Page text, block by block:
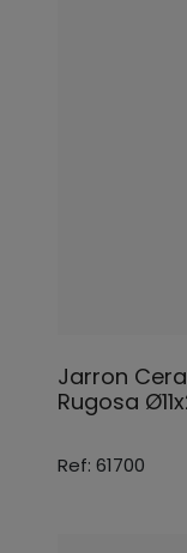
Jarron
Rugosa
Ref: 61700